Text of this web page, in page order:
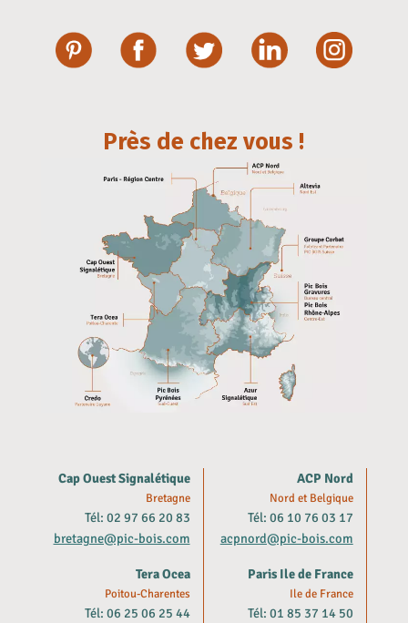
Près de chez vous !
Cap Ouest Signalétique
Bretagne
Tél: 02 97 66 20 83
bretagne@pic-bois.com
Tera Ocea
Poitou-Charentes
Tél: 06 25 06 25 44
ACP Nord
Nord et Belgique
Tél: 06 10 76 03 17
acpnord@pic-bois.com
Paris Ile de France
Ile de France
Tél: 01 85 37 14 50